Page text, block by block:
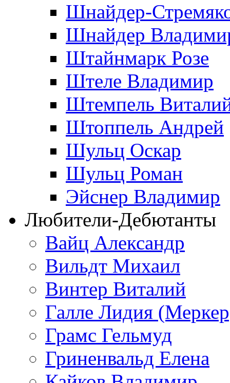
Шнайдер-
Шнайдер
Штайнмарк Розe
Штеле Владимир
Штемпель
Штоппель Андрей
Шульц Оскар
Шульц Роман
Эйснер Владимир
Любители-Дебютанты
Вайц Александр
Вильдт Михаил
Винтер Виталий
Галле Лидия
Грамс Гельмуд
Гриненвальд Елена